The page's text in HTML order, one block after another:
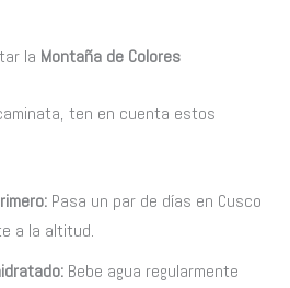
la Montaña de Colores
ten en cuenta estos
Pasa un par de días en Cusco
a la altitud.
Bebe agua regularmente